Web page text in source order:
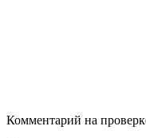
Комментарий на